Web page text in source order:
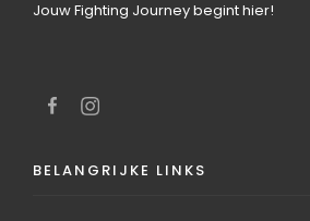
Jouw Fighting Journey begint hier!
BELANGRIJKE LINKS